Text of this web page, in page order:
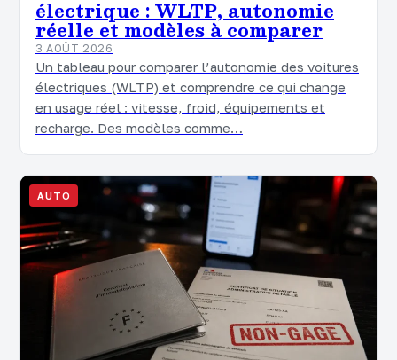
électrique : WLTP, autonomie
réelle et modèles à comparer
3 AOÛT 2026
Un tableau pour comparer l’autonomie des voitures
électriques (WLTP) et comprendre ce qui change
en usage réel : vitesse, froid, équipements et
recharge. Des modèles comme…
AUTO